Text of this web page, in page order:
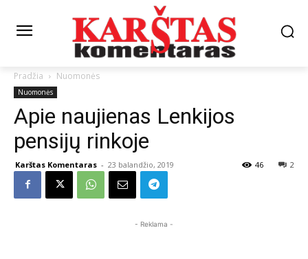
Pradžia Nuomonės
Nuomonės
Apie naujienas Lenkijos
pensijų rinkoje
Karštas Komentaras - 23 balandžio, 2019 2
46
- Reklama -